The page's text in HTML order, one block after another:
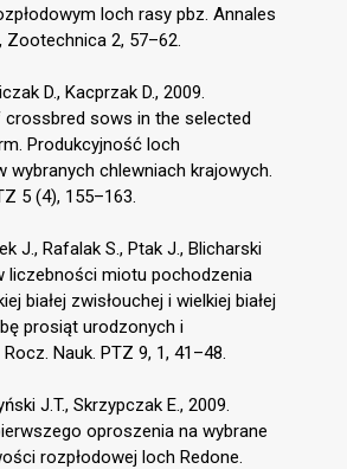
loch rasy pbz. Annales
Zootechnica 2, 57–62.
D., Kacprzak D., 2009.
sows in the selected
Produkcyjność loch
wybranych chlewniach krajowych.
5 (4), 155–163.
J., Rafalak S., Ptak J., Blicharski
liczebności miotu pochodzenia
białej zwisłouchej i wielkiej białej
prosiąt urodzonych i
Nauk. PTZ 9, 1, 41–48.
J.T., Skrzypczak E., 2009.
oproszenia na wybrane
rozpłodowej loch Redone.